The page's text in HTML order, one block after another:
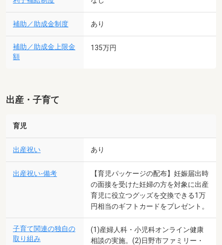
補助／助成金制度 あり
補助／助成金上限金
額
135万円
出産・子育て
育児
出産祝い あり
出産祝い-備考
【育児パッケージの配布】妊娠届出時
の面接を受けた妊婦の方を対象に出産
育児に役立つグッズを交換できる1万
円相当のギフトカードをプレゼント。
子育て関連の独自の
取り組み
(1)産婦人科・小児科オンライン健康
相談の実施。(2)日野市ファミリー・